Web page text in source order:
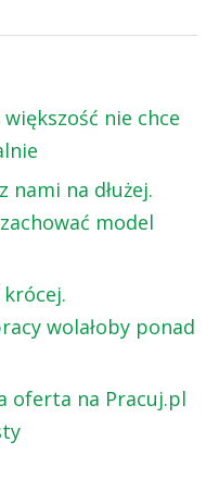
nie chce
nami na dłużej.
model
wolałoby ponad
oferta na Pracuj.pl